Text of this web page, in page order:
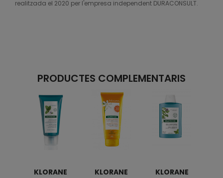
realitzada el 2020 per l'empresa independent DURACONSULT.
PRODUCTES COMPLEMENTARIS
KLORANE
KLORANE
KLORANE